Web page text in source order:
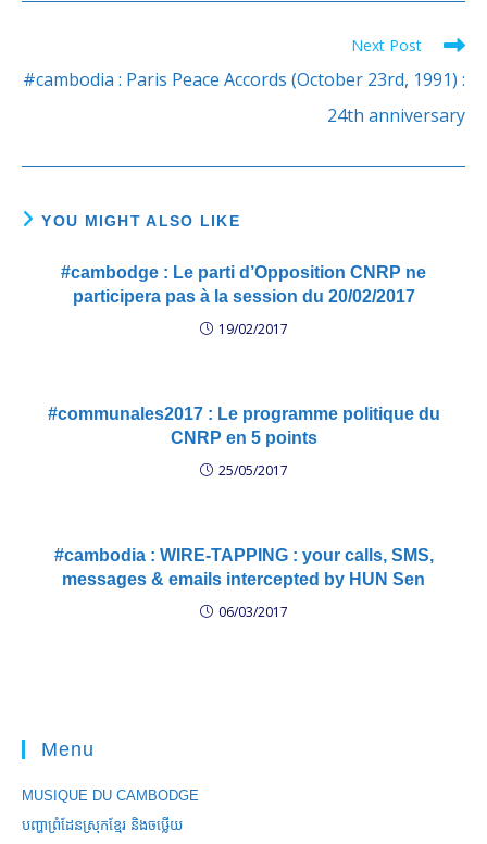
govt-repect-hr-accding-
ចាត់ទុក​កិច្ចព្រមព្រៀង​ក្រុង​ប៉ារីស
more
Next Post
#cambodia : Paris Peace Accords (October 23rd, 1991) :
24th anniversary
YOU MIGHT ALSO LIKE
#cambodge : Le parti d’Opposition CNRP ne
participera pas à la session du 20/02/2017
19/02/2017
#communales2017 : Le programme politique du
CNRP en 5 points
25/05/2017
#cambodia : WIRE-TAPPING : your calls, SMS,
messages & emails intercepted by HUN Sen
06/03/2017
Menu
MUSIQUE DU CAMBODGE
បញ្ហាព្រំដែនស្រុកខ្មែរ និងចឞ្លើយ